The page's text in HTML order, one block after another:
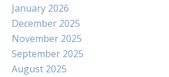
January 2026
December 2025
November 2025
September 2025
August 2025